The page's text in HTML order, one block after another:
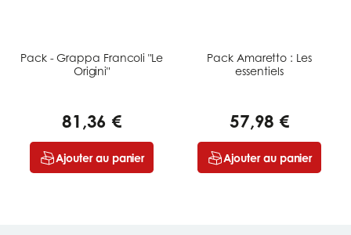
Pack - Grappa Francoli "Le
Origini"
81,36 €
Ajouter au panier
Pack Amaretto : Les
essentiels
57,98 €
Ajouter au panier